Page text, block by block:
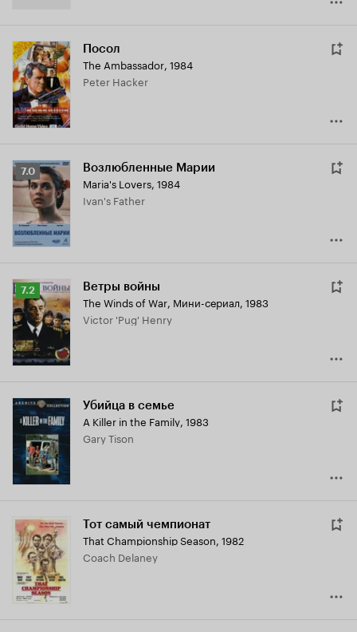
Посол
The Ambassador, 1984
Peter Hacker
Рейтинг
Кинопоиска
7.0
7.0 Возлюбленные Марии
Maria's Lovers, 1984
Ivan's Father
Рейтинг
Кинопоиска
7.2
7.2 Ветры войны
The Winds of War, Мини-сериал, 1983
Victor 'Pug' Henry
Убийца в семье
A Killer in the Family, 1983
Gary Tison
Тот самый чемпионат
That Championship Season, 1982
Coach Delaney